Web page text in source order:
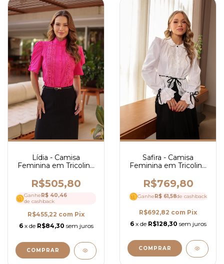
Lídia - Camisa
Feminina em Tricoline
Elegante e Botões
Encapados - Ref 4033
R$505,80
Ganhe R$ 40,46
de cashback
R$455,22 com Pix
6 x de R$84,30 sem juros
COMPRAR
Safira - Camisa
Feminina em Tricoline
com Peplum Elegante
- Ref 4226
R$769,80
GanheR$ 61,58de cashback
R$692,82 com Pix
6 x de R$128,30 sem juros
COMPRAR